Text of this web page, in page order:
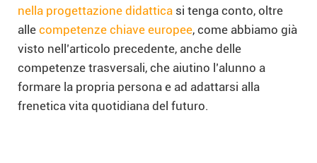
nella progettazione didattica si tenga conto, oltre
alle competenze chiave europee, come abbiamo già
visto nell’articolo precedente, anche delle
competenze trasversali, che aiutino l’alunno a
formare la propria persona e ad adattarsi alla
frenetica vita quotidiana del futuro.